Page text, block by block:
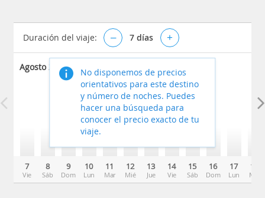
Duración del viaje: – 7 días +
Agosto 2026
7
Vie
8
Sáb
9
Dom
10
Lun
11
Mar
12
Mié
13
Jue
14
Vie
15
Sáb
16
Dom
17
Lun
18
Mar
No disponemos de precios
orientativos para este destino
y número de noches. Puedes
hacer una búsqueda para
conocer el precio exacto de tu
viaje.